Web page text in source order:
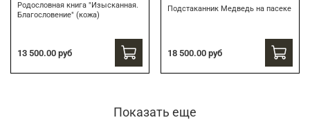
Родословная книга "Изысканная.
Благословение" (кожа)
13 500.00 руб
Подстаканник Медведь на пасеке
18 500.00 руб
Показать еще